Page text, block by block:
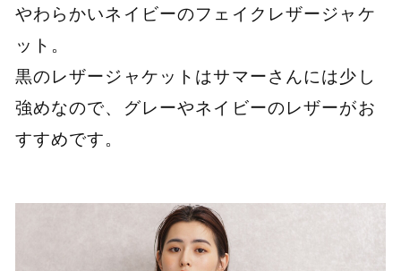
やわらかいネイビーのフェイクレザージャケ
ット。
黒のレザージャケットはサマーさんには少し
強めなので、グレーやネイビーのレザーがお
すすめです。